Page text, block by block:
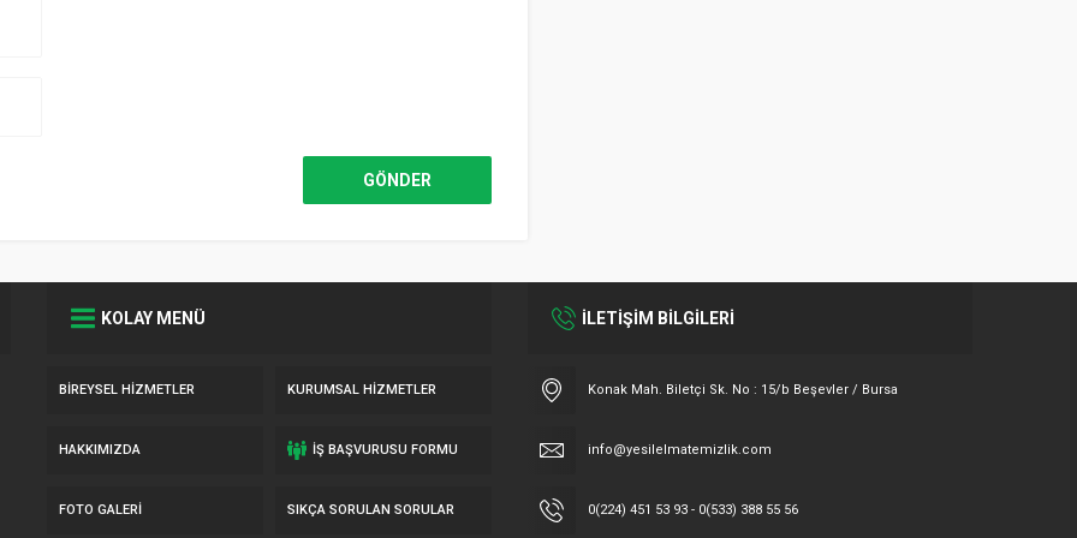
KOLAY MENÜ
BIREYSEL HIZMETLER KURUMSAL HIZMETLER
HAKKIMIZDA İŞ BAŞVURUSU FORMU
FOTO GALERI SIKÇA SORULAN SORULAR
İLETİŞİM BİLGİLERİ
Konak Mah. Biletçi Sk. No : 15/b Beşevler / Bursa
info@yesilelmatemizlik.com
0(224) 451 53 93 - 0(533) 388 55 56